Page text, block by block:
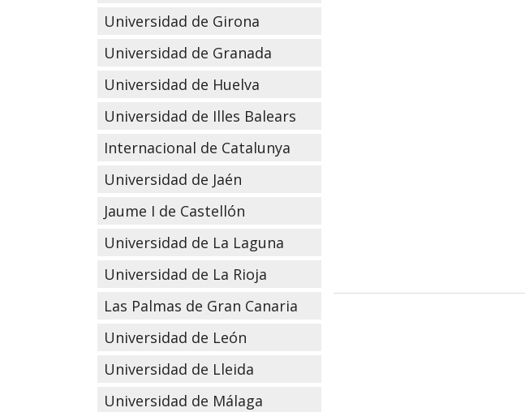
Universidad de Girona
Universidad de Granada
Universidad de Huelva
Universidad de Illes Balears
Internacional de Catalunya
Universidad de Jaén
Jaume I de Castellón
Universidad de La Laguna
Universidad de La Rioja
Las Palmas de Gran Canaria
Universidad de León
Universidad de Lleida
Universidad de Málaga